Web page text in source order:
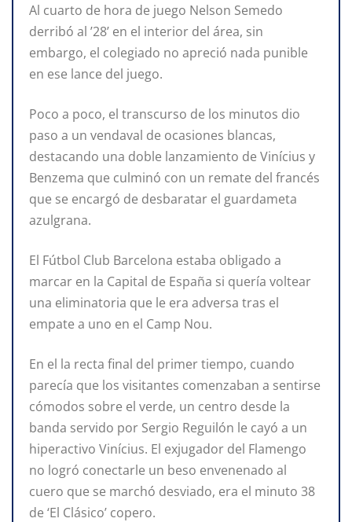
Al cuarto de hora de juego Nelson Semedo
derribó al ’28’ en el interior del área, sin
embargo, el colegiado no apreció nada punible
en ese lance del juego.
Poco a poco, el transcurso de los minutos dio
paso a un vendaval de ocasiones blancas,
destacando una doble lanzamiento de Vinícius y
Benzema que culminó con un remate del francés
que se encargó de desbaratar el guardameta
azulgrana.
El Fútbol Club Barcelona estaba obligado a
marcar en la Capital de España si quería voltear
una eliminatoria que le era adversa tras el
empate a uno en el Camp Nou.
En el la recta final del primer tiempo, cuando
parecía que los visitantes comenzaban a sentirse
cómodos sobre el verde, un centro desde la
banda servido por Sergio Reguilón le cayó a un
hiperactivo Vinícius. El exjugador del Flamengo
no logró conectarle un beso envenenado al
cuero que se marchó desviado, era el minuto 38
de ‘El Clásico’ copero.